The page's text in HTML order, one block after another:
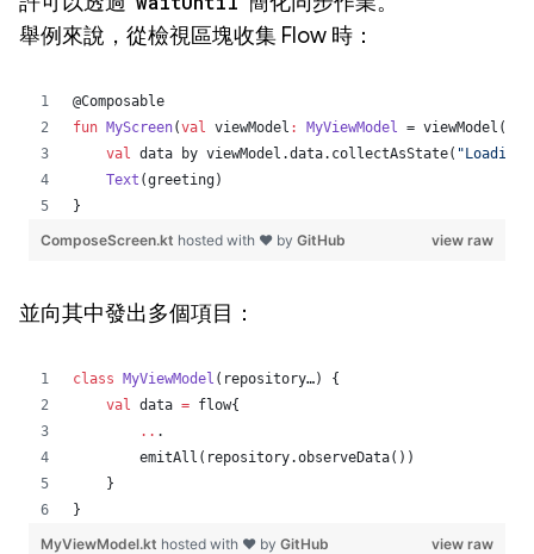
舉例來說，從檢視區塊收集 Flow 時：
並向其中發出多個項目：